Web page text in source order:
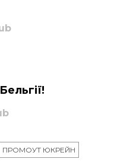
ПРОМОУТ ЮКРЕЙН